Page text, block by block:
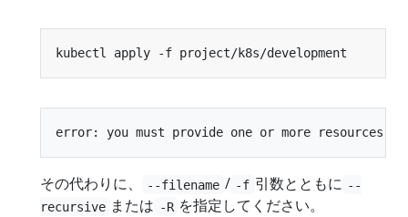
その代わりに、 --filename / -f 引数とともに --
recursive または -R を指定してください。